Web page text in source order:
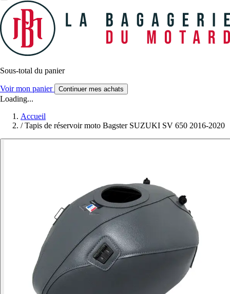
Sous-total du panier
Voir mon panier Continuer mes achats
Loading...
Accueil
/ Tapis de réservoir moto Bagster SUZUKI SV 650 2016-2020